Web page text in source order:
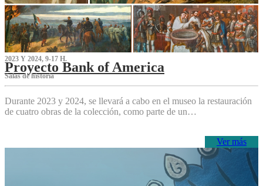
2023 Y 2024, 9-17 H.
Proyecto Bank of America
S‌alas de historia
Durante 2023 y 2024, se llevará a cabo en el museo la restauración
de cuatro obras de la colección, como parte de un…
Ver más